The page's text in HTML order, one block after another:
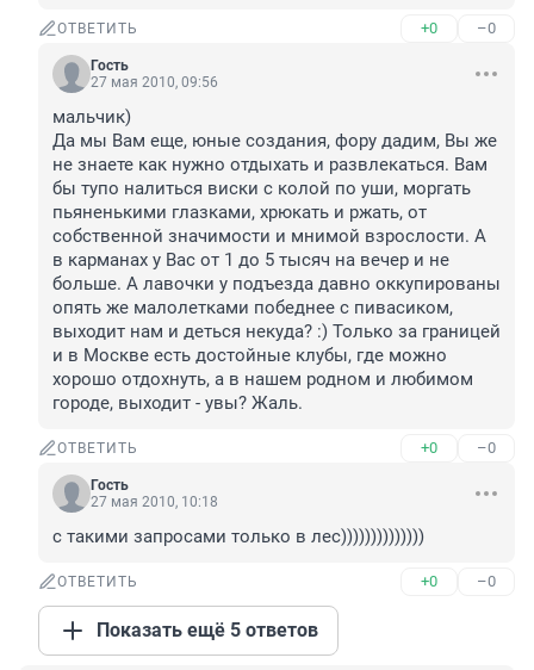
ОТВЕТИТЬ +0 –0
Гость
27 мая 2010, 09:56
мальчик)
Да мы Вам еще, юные создания, фору дадим, Вы же
не знаете как нужно отдыхать и развлекаться. Вам
бы тупо налиться виски с колой по уши, моргать
пьяненькими глазками, хрюкать и ржать, от
собственной значимости и мнимой взрослости. А
в карманах у Вас от 1 до 5 тысяч на вечер и не
больше. А лавочки у подъезда давно оккупированы
опять же малолетками победнее с пивасиком,
выходит нам и деться некуда? :) Только за границей
и в Москве есть достойные клубы, где можно
хорошо отдохнуть, а в нашем родном и любимом
городе, выходит - увы? Жаль.
ОТВЕТИТЬ +0 –0
Гость
27 мая 2010, 10:18
с такими запросами только в лес))))))))))))))
ОТВЕТИТЬ +0 –0
Показать ещё 5 ответов